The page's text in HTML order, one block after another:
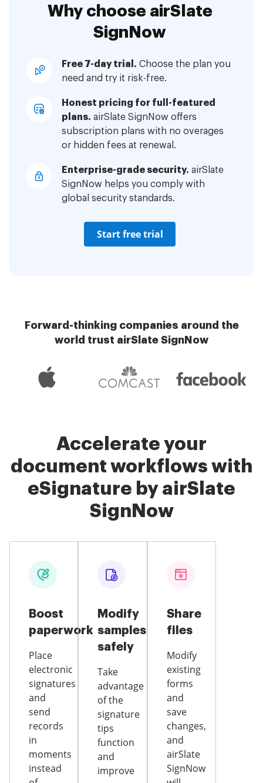
Why choose airSlate
SignNow
Free 7-day trial. Choose the plan you
need and try it risk-free.
Honest pricing for full-featured
plans. airSlate SignNow offers
subscription plans with no overages
or hidden fees at renewal.
Enterprise-grade security. airSlate
SignNow helps you comply with
global security standards.
Start free trial
Forward-thinking companies around the
world trust airSlate SignNow
Accelerate your
document workflows with
eSignature by airSlate
SignNow
Boost
paperwork
Place
electronic
signatures
and
send
records
in
moments
instead
Modify
samples
safely
Take
advantage
of the
signature
tips
function
and
improve
Share
files
Modify
existing
forms
and
save
changes,
and
airSlate
SignNow